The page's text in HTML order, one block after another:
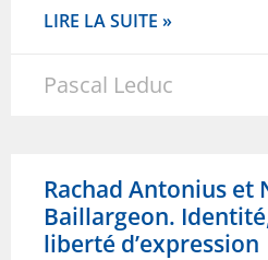
LIRE LA SUITE »
Pascal Leduc
Rachad Antonius et
Baillargeon.
liberté d’expression